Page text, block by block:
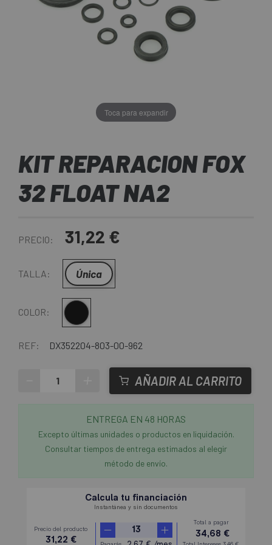
Toca para expandir
KIT REPARACION FOX
32 FLOAT NA2
PRECIO: 31,22 €
TALLA: Única
COLOR: Multi
REF: DX352204-803-00-962
AÑADIR AL CARRITO
ENTREGA EN 48 HORAS
Excepto últimas unidades o productos en liquidación.
Consultar tiempos de entrega estimados al elegir
método de envío.